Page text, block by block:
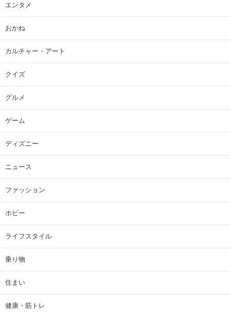
エンタメ
おかね
カルチャー・アート
クイズ
グルメ
ゲーム
ディズニー
ニュース
ファッション
ホビー
ライフスタイル
乗り物
住まい
健康・筋トレ